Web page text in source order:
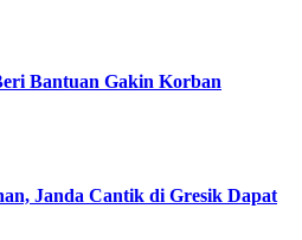
Bantuan Gakin Korban
Janda Cantik di Gresik Dapat